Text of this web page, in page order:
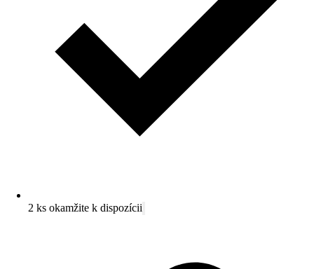
2 ks okamžite k dispozícii